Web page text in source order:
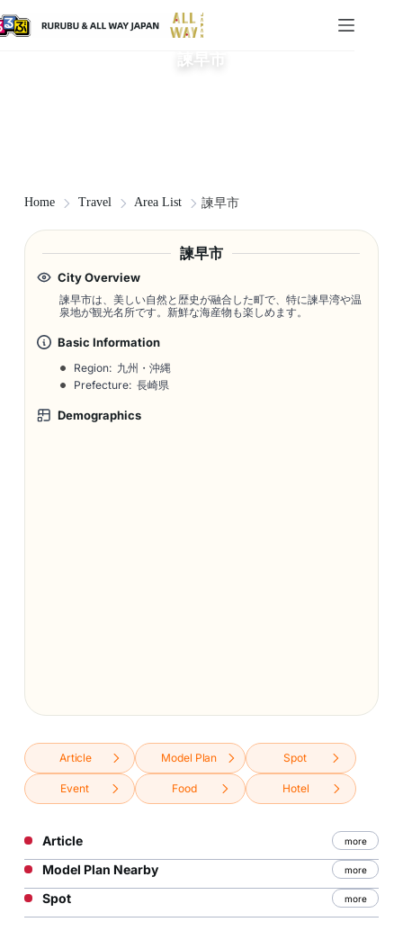
諫早市
Home Travel Area List 諫早市
諫早市
City Overview
諫早市は、美しい自然と歴史が融合した町で、特に諫早湾や温
泉地が観光名所です。新鮮な海産物も楽しめます。
Basic Information
Region: 九州・沖縄
Prefecture: 長崎県
Demographics
Article Model Plan Spot
Event Food Hotel
Article more
Model Plan Nearby more
Spot more